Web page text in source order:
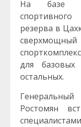
На базе
резерва в
для
остальных.
Ростомян